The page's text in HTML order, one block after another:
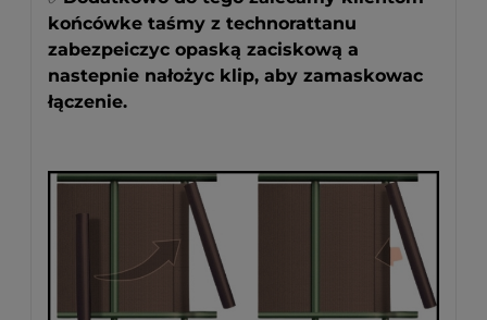
końcówke taśmy z technorattanu
zabezpeiczyc opaską zaciskową a
nastepnie nałożyc klip, aby zamaskowac
łączenie.